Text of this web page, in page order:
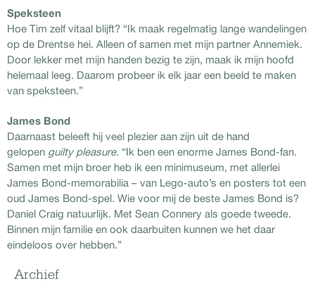
Speksteen
Hoe Tim zelf vitaal blijft? “Ik maak regelmatig lange wandelingen
op de Drentse hei. Alleen of samen met mijn partner Annemiek.
Door lekker met mijn handen bezig te zijn, maak ik mijn hoofd
helemaal leeg. Daarom probeer ik elk jaar een beeld te maken
van speksteen.”
James Bond
Daarnaast beleeft hij veel plezier aan zijn uit de hand
gelopen guilty pleasure. “Ik ben een enorme James Bond-fan.
Samen met mijn broer heb ik een minimuseum, met allerlei
James Bond-memorabilia – van Lego-auto’s en posters tot een
oud James Bond-spel. Wie voor mij de beste James Bond is?
Daniel Craig natuurlijk. Met Sean Connery als goede tweede.
Binnen mijn familie en ook daarbuiten kunnen we het daar
eindeloos over hebben.”
Archief